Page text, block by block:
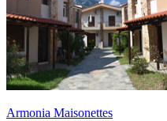
Armonia Maisonettes